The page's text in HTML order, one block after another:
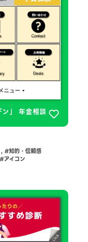
ン」 年金相談
,
知的・信頼感
アイコン